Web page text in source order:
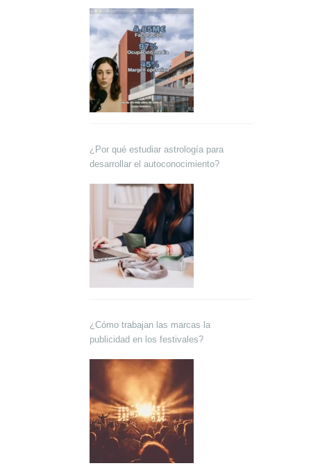
¿Por qué estudiar astrología para
desarrollar el autoconocimiento?
¿Cómo trabajan las marcas la
publicidad en los festivales?